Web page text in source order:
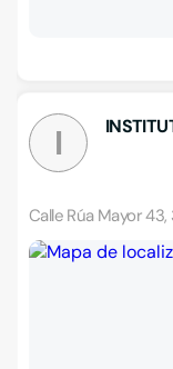
I
Calle Rúa Mayor